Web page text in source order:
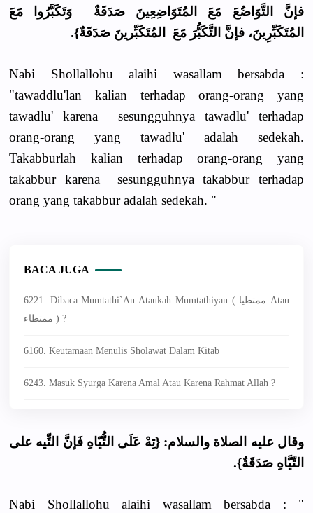
فإنَّ التَّوَاضُعَ مَعَ المُتَوَاضِعِينَ صَدَقَةٌ وَتَكَبَّرُوا مَعَ
المُتَكَبِّرِينَ، فإنَّ التَّكَبُّرَ مَعَ المُتَكَبِّرينَ صَدَقَةٌ}.
Nabi Shollallohu alaihi wasallam bersabda :
"tawaddlu'lan kalian terhadap orang-orang yang
tawadlu' karena sesungguhnya tawadlu' terhadap
orang-orang yang tawadlu' adalah sedekah.
Takabburlah kalian terhadap orang-orang yang
takabbur karena sesungguhnya takabbur terhadap
orang yang takabbur adalah sedekah. "
BACA JUGA
6221. Dibaca Mumtathi`an Ataukah Mumtathiyan ( ممتطيا Atau
ممتطاء ) ?
6160. Keutamaan Menulis Sholawat Dalam Kitab
6243. Masuk Syurga Karena Amal Atau Karena Rahmat Allah ?
وقال عليه الصلاة والسلام: {تِهْ عَلَى التُّيّاهِ فَإنَّ التِّيه على
التّيَّاهِ صَدَقَةٌ}.
Nabi Shollallohu alaihi wasallam bersabda : "